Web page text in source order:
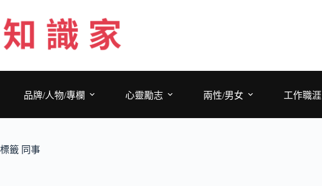
至
主
要
品牌/人物/專欄
心靈勵志 兩性/男女 工作職涯
標籤 同事